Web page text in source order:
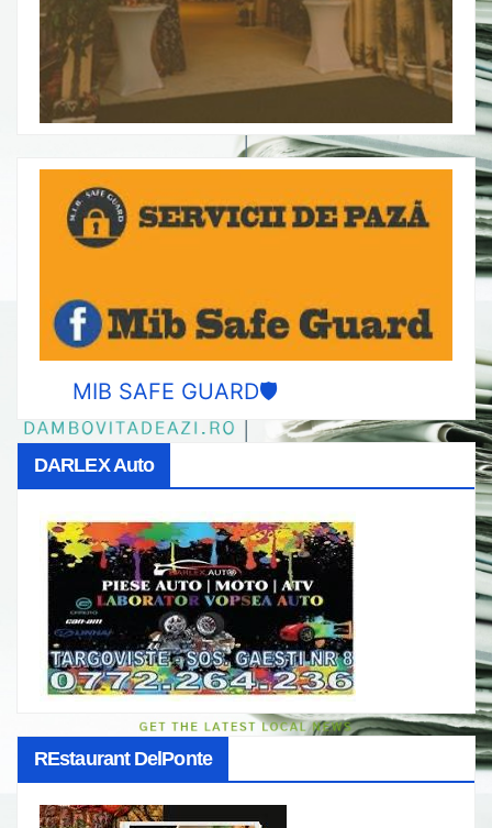
MIB SAFE GUARD🛡️
DARLEX Auto
REstaurant DelPonte